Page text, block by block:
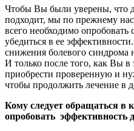
Чтобы Вы были уверены, что
подходит, мы по прежнему
всего необходимо опробовать
убедиться в ее
снижения болевого синдрома
И только после того, как Вы
приобрести проверенную и
чтобы продолжить лечение в
Кому следует обращаться в
опробовать эффективность